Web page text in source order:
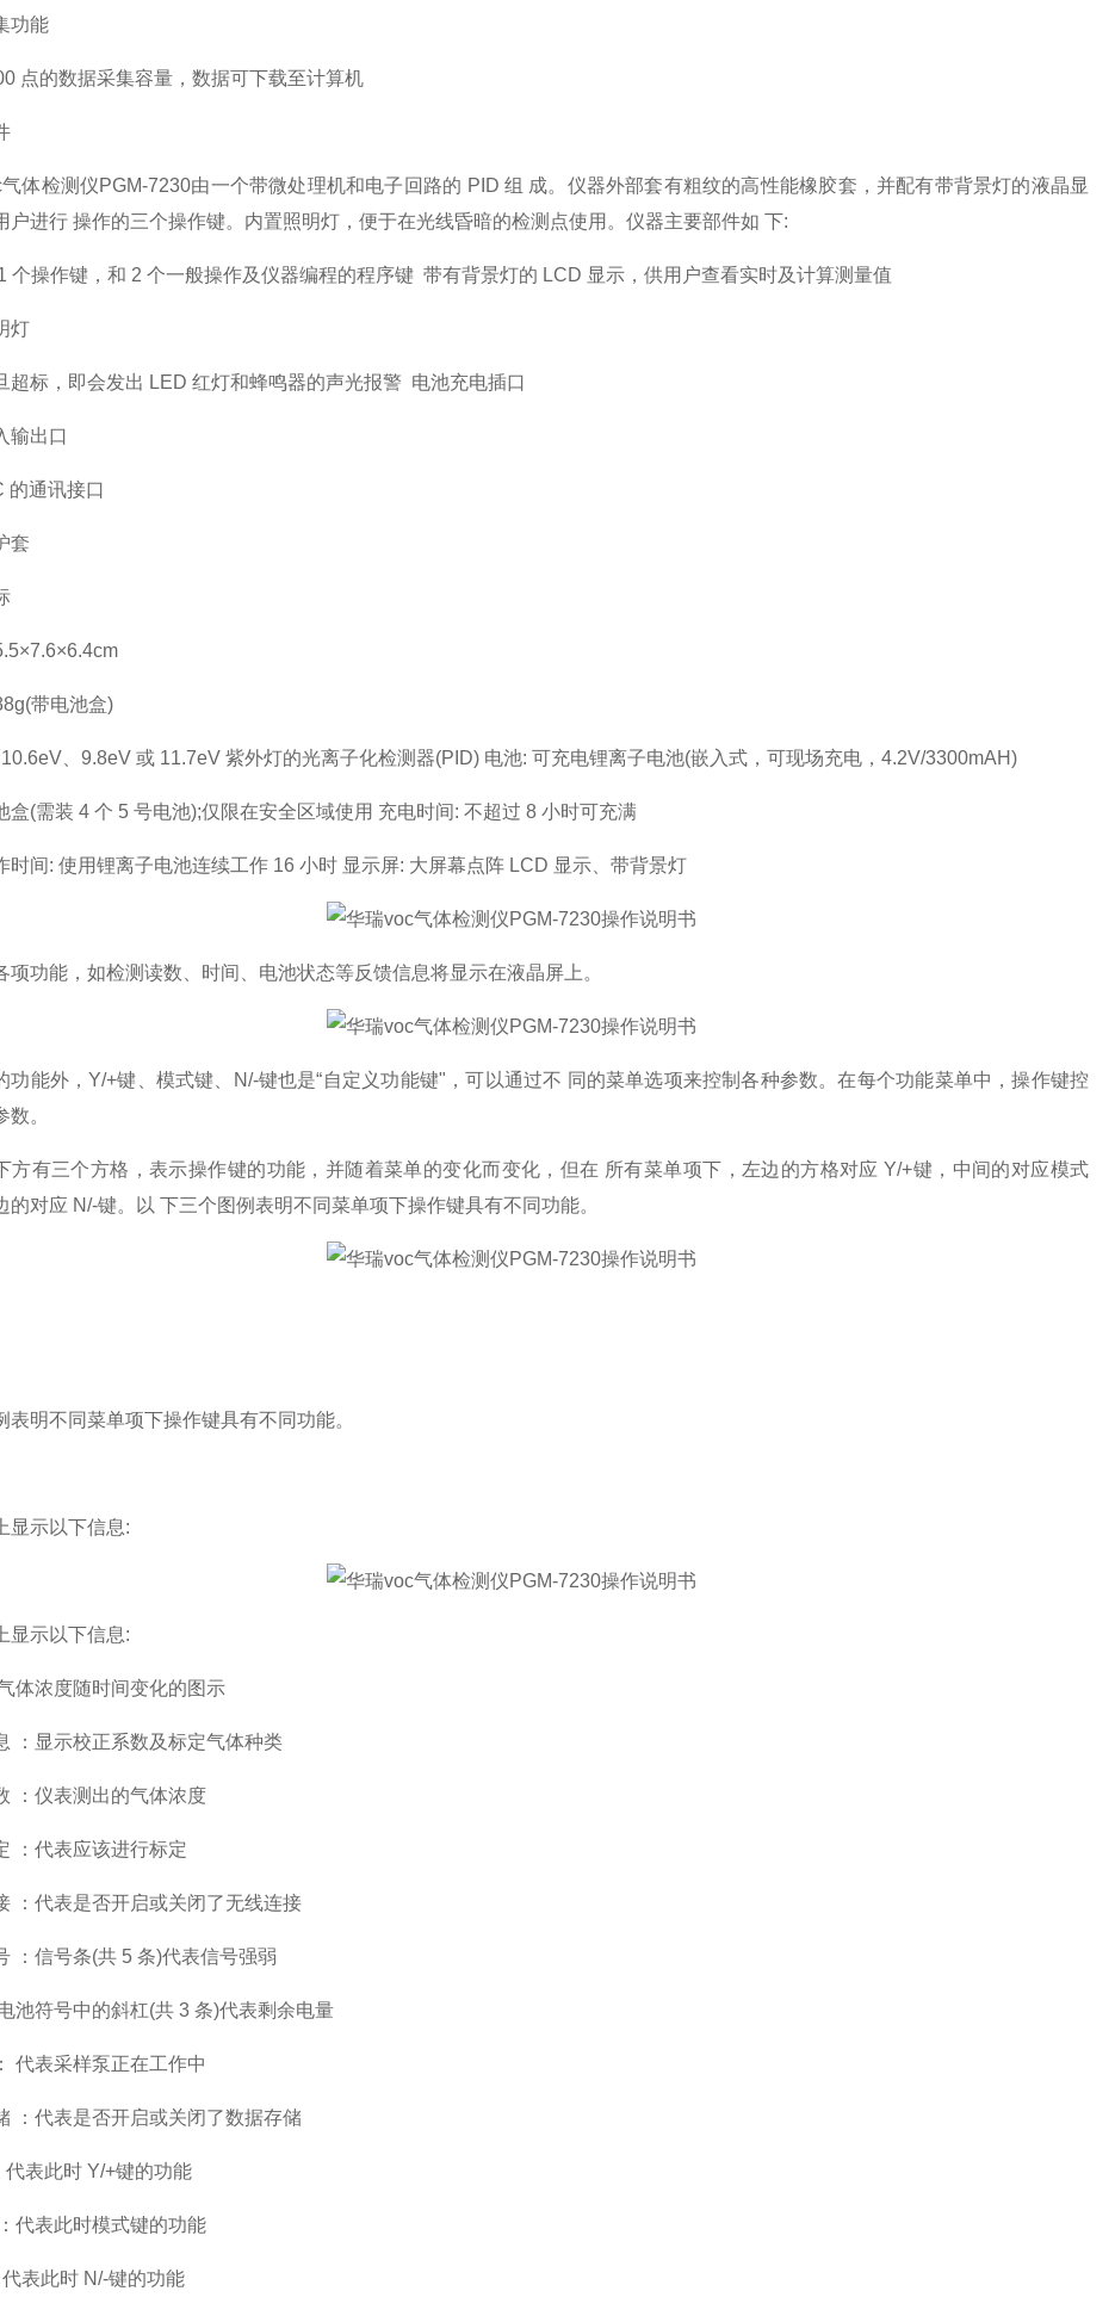
功能
点的数据采集容量，数据可下载至计算机
体检测仪PGM-7230由一个带微处理机和电子回路的 PID 组 成。仪器外部套有粗纹的高性能橡胶套，并配有带背景灯的液晶显
户进行 操作的三个操作键。内置照明灯，便于在光线昏暗的检测点使用。仪器主要部件如 下:
个操作键，和 2 个一般操作及仪器编程的程序键 带有背景灯的 LCD 显示，供用户查看实时及计算测量值
灯
超标，即会发出 LED 红灯和蜂鸣器的声光报警 电池充电插口
输出口
的通讯接口
套
带电池盒)
、9.8eV 或 11.7eV 紫外灯的光离子化检测器(PID) 电池: 可充电锂离子电池(嵌入式，可现场充电，4.2V/3300mAH)
盒(需装 4 个 5 号电池);仅限在安全区域使用 充电时间: 不超过 8 小时可充满
时间: 使用锂离子电池连续工作 16 小时 显示屏: 大屏幕点阵 LCD 显示、带背景灯
项功能，如检测读数、时间、电池状态等反馈信息将显示在液晶屏上。
功能外，Y/+键、模式键、N/-键也是“自定义功能键"，可以通过不 同的菜单选项来控制各种参数。在每个功能菜单中，操作键控
。
方有三个方格，表示操作键的功能，并随着菜单的变化而变化，但在 所有菜单项下，左边的方格对应 Y/+键，中间的对应模式
的对应 N/-键。以 下三个图例表明不同菜单项下操作键具有不同功能。
表明不同菜单项下操作键具有不同功能。
显示以下信息:
显示以下信息:
体浓度随时间变化的图示
：显示校正系数及标定气体种类
：仪表测出的气体浓度
：代表应该进行标定
：代表是否开启或关闭了无线连接
：信号条(共 5 条)代表信号强弱
池符号中的斜杠(共 3 条)代表剩余电量
代表采样泵正在工作中
：代表是否开启或关闭了数据存储
代表此时 Y/+键的功能
代表此时模式键的功能
表此时 N/-键的功能